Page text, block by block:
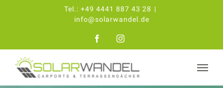
Tel.: +49 4441 887 43 28 |
info@solarwandel.de
Facebook